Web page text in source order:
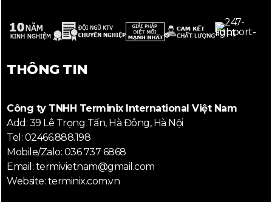
THÔNG TIN
Công ty TNHH Terminix International Việt Nam
Add: 39 Lê Trọng Tấn, Hà Đông, Hà Nội
Tel: 02466.888.198
Mobile/Zalo: 036 737 6868
Email: termivietnam@gmail.com
Website: terminix.com.vn